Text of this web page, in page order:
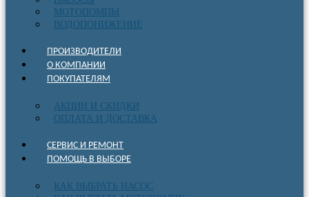
МОТОПОМПЫ
ВОДОПОНИЖЕНИЕ
ПРОИЗВОДИТЕЛИ
О КОМПАНИИ
ПОКУПАТЕЛЯМ
АКЦИИ И СКИДКИ
ОПЛАТА И ДОСТАВКА
СЕРВИС И РЕМОНТ
ПОМОЩЬ В ВЫБОРЕ
КАК ВЫБРАТЬ НАСОС